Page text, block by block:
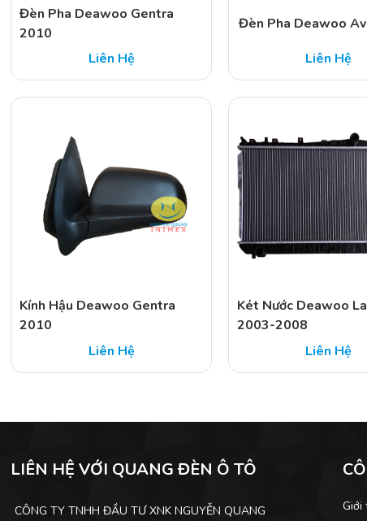
Đèn Pha Deawoo Gentra
2010
Liên Hệ
Đèn Pha Deawoo
Liên Hệ
Kính Hậu Deawoo Gentra
2010
Liên Hệ
Két Nước Deawoo
2003-2008
Liên Hệ
LIÊN HỆ VỚI QUANG ĐÈN Ô TÔ
CÔNG TY TNHH ĐẦU TƯ XNK NGUYỄN QUANG Giới